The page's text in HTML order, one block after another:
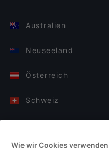
Australien
Neuseeland
Österreich
Schweiz
Italien
Wie wir Cookies verwenden